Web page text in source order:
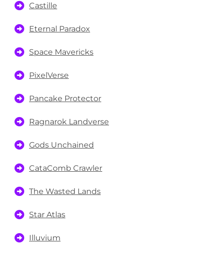
Castille
Eternal Paradox
Space Mavericks
PixelVerse
Pancake Protector
Ragnarok Landverse
Gods Unchained
CataComb Crawler
The Wasted Lands
Star Atlas
Illuvium